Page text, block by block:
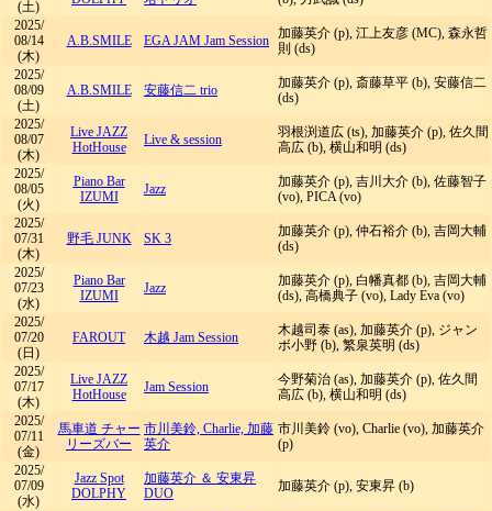
(土)
2025/
08/14
(木)
A.B.SMILE EGA JAM Jam Session 加藤英介 (p), 江上友彦 (MC), 森永哲
則 (ds)
2025/
08/09
(土)
A.B.SMILE 安藤信二 trio
加藤英介 (p), 斎藤草平 (b), 安藤信二
(ds)
2025/
08/07
(木)
Live JAZZ
HotHouse
Live & session
羽根渕道広 (ts), 加藤英介 (p), 佐久間
高広 (b), 横山和明 (ds)
2025/
08/05
(火)
Piano Bar
IZUMI
Jazz
加藤英介 (p), 吉川大介 (b), 佐藤智子
(vo), PICA (vo)
2025/
07/31
(木)
野毛 JUNK SK 3
加藤英介 (p), 仲石裕介 (b), 吉岡大輔
(ds)
2025/
07/23
(水)
Piano Bar
IZUMI
Jazz
加藤英介 (p), 白幡真都 (b), 吉岡大輔
(ds), 高橋典子 (vo), Lady Eva (vo)
2025/
07/20
(日)
FAROUT 木越 Jam Session
木越司泰 (as), 加藤英介 (p), ジャン
ボ小野 (b), 繁泉英明 (ds)
2025/
07/17
(木)
Live JAZZ
HotHouse
Jam Session
今野菊治 (as), 加藤英介 (p), 佐久間
高広 (b), 横山和明 (ds)
2025/
07/11
(金)
馬車道 チャー
リーズバー
市川美鈴, Charlie, 加藤
英介
市川美鈴 (vo), Charlie (vo), 加藤英介
(p)
2025/
07/09
(水)
Jazz Spot
DOLPHY
加藤英介 ＆ 安東昇
DUO
加藤英介 (p), 安東昇 (b)